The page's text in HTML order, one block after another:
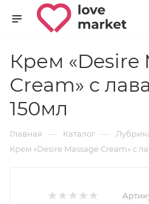
Крем «Desire
Cream» с
150мл
Главная — Каталог —
Крем «Desire Massage Cream» с